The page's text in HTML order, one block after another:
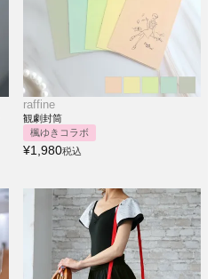
raffine
観劇封筒
楓ゆきコラボ
¥1,980税込